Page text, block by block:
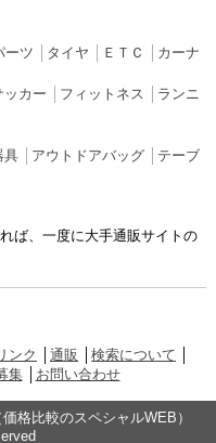
ーツ タイヤ ＥＴＣ
カーナ
ッカー フィットネス
ランニ
具│ アウトドアバッグ│ テーブ
ば、一度に大手通販サイトの
ンク 通販 検索について
集│ お問い合わせ
格比較のスペシャルWEB）